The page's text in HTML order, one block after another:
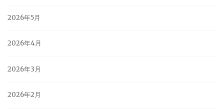
2026年5月
2026年4月
2026年3月
2026年2月